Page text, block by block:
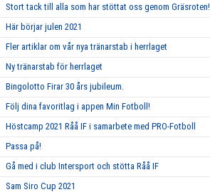
Stort tack till alla som har stöttat oss genom Gräsroten!
Här börjar julen 2021
Fler artiklar om vår nya tränarstab i herrlaget
Ny tränarstab för herrlaget
Bingolotto Firar 30 års jubileum.
Följ dina favoritlag i appen Min Fotboll!
Höstcamp 2021 Råå IF i samarbete med PRO-Fotboll
Passa på!
Gå med i club Intersport och stötta Råå IF
Sam Siro Cup 2021